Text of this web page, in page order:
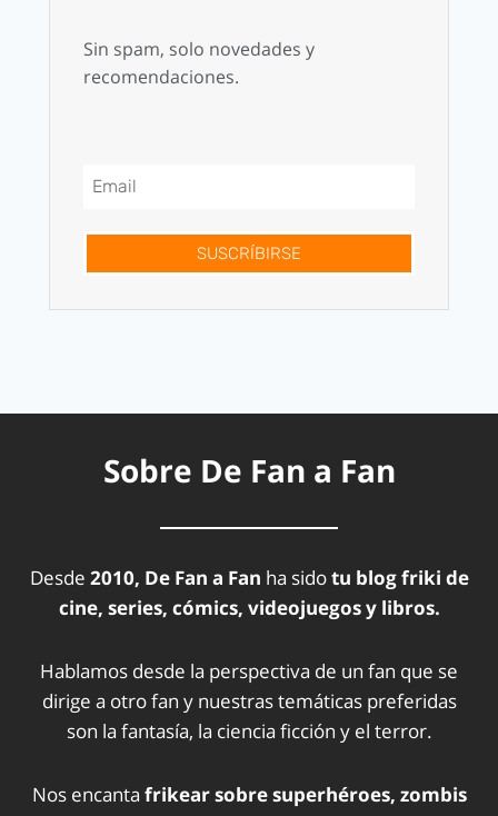
Sin spam, solo novedades y
recomendaciones.
SUSCRÍBIRSE
Sobre De Fan a Fan
Desde 2010, De Fan a Fan ha sidotu blog friki de
cine, series, cómics, videojuegos y libros.
Hablamos desde la perspectiva de un fan que se
dirige a otro fan y nuestras temáticas preferidas
son la fantasía, la ciencia ficción y el terror.
Nos encanta frikear sobre superhéroes, zombis